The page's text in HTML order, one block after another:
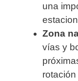
una
Zona
vías y